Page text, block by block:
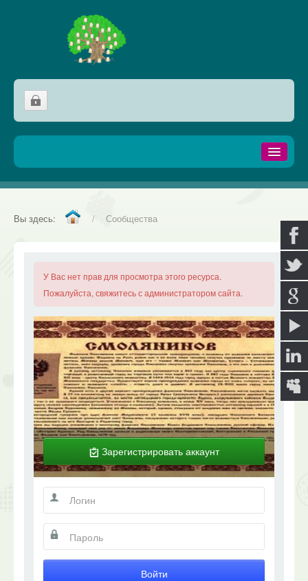
Домой
Сообщества
Микст
Библиотека
AutorPage
О сайте
Форум
Ищем?
Вы здесь: / Сообщества
У Вас нет прав для просмотра этого ресурса.
Пожалуйста, свяжитесь с администратором сайта.
Зарегистрировать аккаунт
Войти